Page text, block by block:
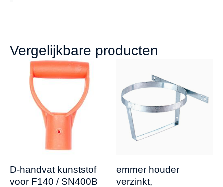
Vergelijkbare producten
D-handvat kunststof
voor F140 / SN400B
emmer houder
verzinkt,